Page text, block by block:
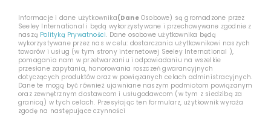
Informacje i dane użytkownika(DaneOsobowe) są gromadzone przez
Seeley International i będą wykorzystywane i przechowywane zgodnie z
naszą Polityką Prywatności. Dane osobowe użytkownika będą
wykorzystywane przez nas w celu: dostarczania użytkownikowi naszych
towarów i usług (w tym strony internetowej Seeley International ),
pomagania nam w przetwarzaniu i odpowiadaniu na wszelkie
przesłane zapytania, honorowania roszczeń gwarancyjnych
dotyczących produktów oraz w powiązanych celach administracyjnych.
Dane te mogą być również ujawniane naszym podmiotom powiązanym
oraz zewnętrznym dostawcom i usługodawcom (w tym z siedzibą za
granicą) w tych celach. Przesyłając ten formularz, użytkownik wyraża
zgodę na następujące czynności